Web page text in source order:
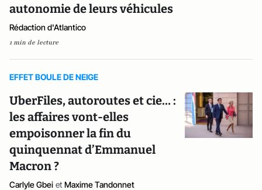
autonomie de leurs véhicules
Rédaction d'Atlantico
1 min de lecture
EFFET BOULE DE NEIGE
UberFiles, autoroutes et cie… :
les affaires vont-elles
empoisonner la fin du
quinquennat d’Emmanuel
Macron ?
Carlyle Gbei et Maxime Tandonnet